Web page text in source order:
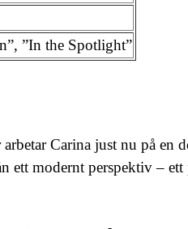
”In the Spotlight”
arbetar Carina just nu på
ett modernt perspektiv –